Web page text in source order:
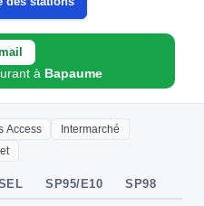
à Bapaume
Access
Intermarché
SP95/E10 SP98